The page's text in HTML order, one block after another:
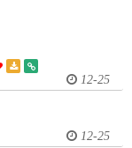
12-25
12-25